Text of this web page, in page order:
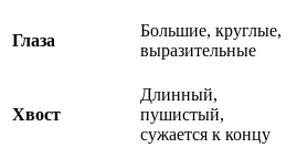
Глаза
Большие, круглые,
выразительные
Хвост
Длинный,
пушистый,
сужается к концу